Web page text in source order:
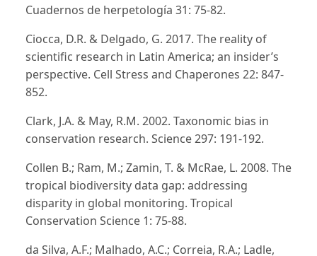
Cuadernos de herpetología 31: 75-82.
Ciocca, D.R. & Delgado, G. 2017. The reality of
scientific research in Latin America; an insider’s
perspective. Cell Stress and Chaperones 22: 847-
852.
Clark, J.A. & May, R.M. 2002. Taxonomic bias in
conservation research. Science 297: 191-192.
Collen B.; Ram, M.; Zamin, T. & McRae, L. 2008. The
tropical biodiversity data gap: addressing
disparity in global monitoring. Tropical
Conservation Science 1: 75-88.
da Silva, A.F.; Malhado, A.C.; Correia, R.A.; Ladle,